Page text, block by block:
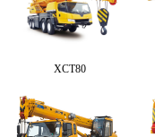
XCT80